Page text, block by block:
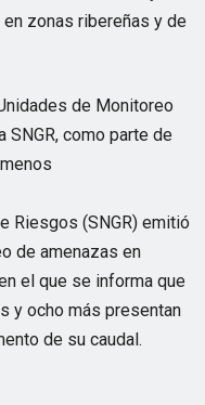
zonas ribereñas y de
de Monitoreo
SNGR, como parte de
Riesgos (SNGR) emitió
de amenazas en
el que se informa que
y ocho más presentan
de su caudal.